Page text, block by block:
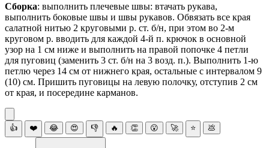
Сборка: выполнить плечевые швы: втачать рукава,
выполнить боковые швы и швы рукавов. Обвязать все края
салатной нитью 2 круговыми р. ст. б/н, при этом во 2-м
круговом р. вводить для каждой 4-й п. крючок в основной
узор на 1 см ниже и выполнить на правой попочке 4 петли
для пуговиц (заменить 3 ст. б/н на 3 возд. п.). Выполнить 1-ю
петлю через 14 см от нижнего края, остальные с интервалом 9
(10) см. Пришить пуговицы на левую полочку, отступив 2 см
от края, и посередине карманов.
👍 ❤️ 😂 😍 👎 🔥 👏 😮 🚀 ⭐ 💩